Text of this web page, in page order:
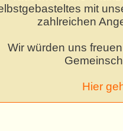
mit
zahlreichen
Wir würden uns
Hier